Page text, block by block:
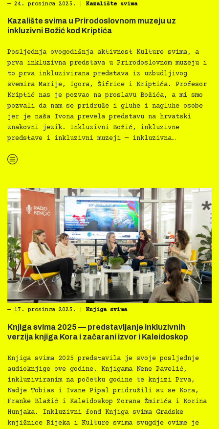
― 24. prosinca 2025. Kazalište svima
Kazalište svima u Prirodoslovnom muzeju uz
inkluzivni Božić kod Kriptića
Posljednja ovogodišnja aktivnost Kulture svima, a
prva inkluzivna predstava u Prirodoslovnom muzeju i
to prva inkluzivirana predstava iz uzbudljivog
svemira Marije, Igora, Šifrice i Kriptića. Profesor
Kriptić nas je pozvao na proslavu Božića, a mi smo
pozvali da nam se pridruže i gluhe i nagluhe osobe
jer je naša Ivona prevela predstavu na hrvatski
znakovni jezik. Inkluzivni Božić, inkluzivne
predstave i inkluzivni muzeji — inkluzivna…
“Kazalište svima u Prirodoslovnom muzeju uz inkluzivni Božić kod Kriptića”
― 17. prosinca 2025. Knjiga svima
Knjiga svima 2025 — predstavljanje inkluzivnih
verzija knjiga Kora i začarani izvor i Kaleidoskop
Knjiga svima 2025 predstavila je svoje posljednje
audioknjige ove godine. Knjigama Nene Pavelić,
inkluziviranim na početku godine te knjizi Prva,
Nadje Tobias i Ivane Pipal pridružili su se Kora,
Franke Blažić i Kaleidoskop Zorana Žmirića i Korina
Hunjaka. Inkluzivni fond Knjiga svima Gradske
knjižnice Rijeka i Kulture svima svugdje ovime je